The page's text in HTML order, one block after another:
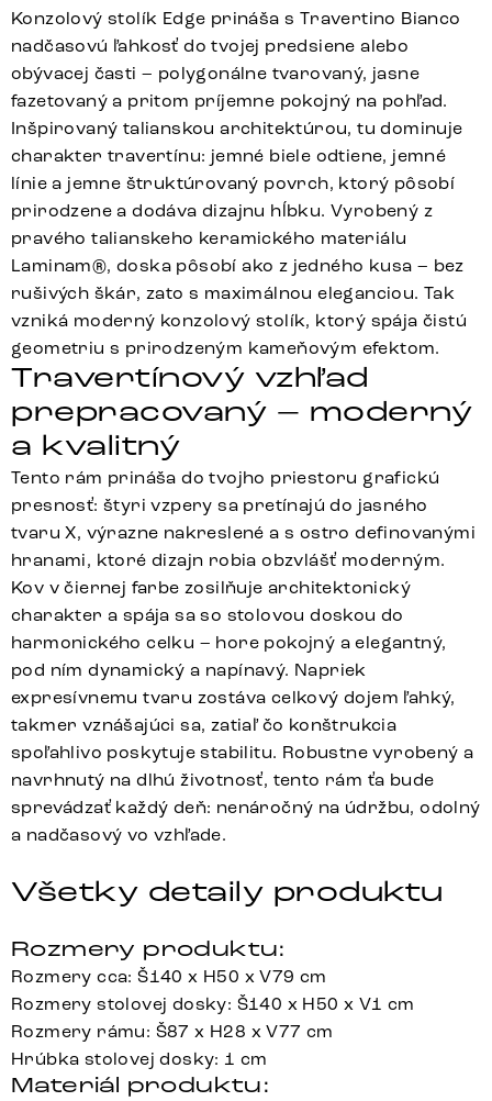
Konzolový stolík Edge prináša s Travertino Bianco
nadčasovú ľahkosť do tvojej predsiene alebo
obývacej časti – polygonálne tvarovaný, jasne
fazetovaný a pritom príjemne pokojný na pohľad.
Inšpirovaný talianskou architektúrou, tu dominuje
charakter travertínu: jemné biele odtiene, jemné
línie a jemne štruktúrovaný povrch, ktorý pôsobí
prirodzene a dodáva dizajnu hĺbku. Vyrobený z
pravého talianskeho keramického materiálu
Laminam®, doska pôsobí ako z jedného kusa – bez
rušivých škár, zato s maximálnou eleganciou. Tak
vzniká moderný konzolový stolík, ktorý spája čistú
geometriu s prirodzeným kameňovým efektom.
Travertínový vzhľad
prepracovaný – moderný
a kvalitný
Tento rám prináša do tvojho priestoru grafickú
presnosť: štyri vzpery sa pretínajú do jasného
tvaru X, výrazne nakreslené a s ostro definovanými
hranami, ktoré dizajn robia obzvlášť moderným.
Kov v čiernej farbe zosilňuje architektonický
charakter a spája sa so stolovou doskou do
harmonického celku – hore pokojný a elegantný,
pod ním dynamický a napínavý. Napriek
expresívnemu tvaru zostáva celkový dojem ľahký,
takmer vznášajúci sa, zatiaľ čo konštrukcia
spoľahlivo poskytuje stabilitu. Robustne vyrobený a
navrhnutý na dlhú životnosť, tento rám ťa bude
sprevádzať každý deň: nenáročný na údržbu, odolný
a nadčasový vo vzhľade.
Všetky detaily produktu
Rozmery produktu:
Rozmery cca: Š140 x H50 x V79 cm
Rozmery stolovej dosky: Š140 x H50 x V1 cm
Rozmery rámu: Š87 x H28 x V77 cm
Hrúbka stolovej dosky: 1 cm
Materiál produktu: